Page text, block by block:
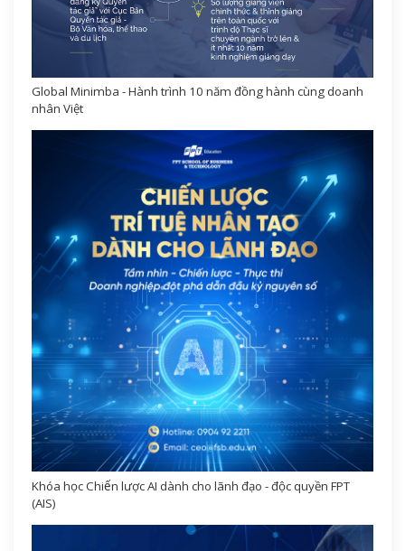
Global Minimba - Hành trình 10 năm đồng hành cùng doanh
nhân Việt
Khóa học Chiến lược AI dành cho lãnh đạo - độc quyền FPT
(AIS)